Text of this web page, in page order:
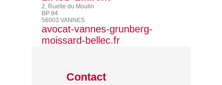
2, Ruelle du Moulin
BP 94
56003 VANNES
avocat-vannes-grunberg-
moissard-bellec.fr
Contact